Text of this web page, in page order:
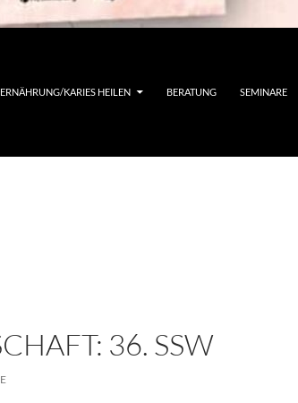
KARIES HEILEN BERATUNG SEMINARE
36. SSW